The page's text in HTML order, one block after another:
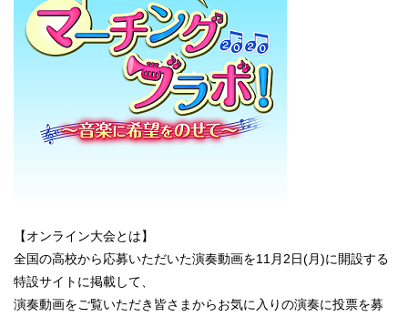
【オンライン大会とは】
全国の高校から応募いただいた演奏動画を11月2日(月)に開設する
特設サイトに掲載して、
演奏動画をご覧いただき皆さまからお気に入りの演奏に投票を募